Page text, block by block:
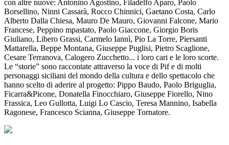
con altre nuove: Antonino Agostino, Filadelfo Aparo, Paolo
Borsellino, Ninni Cassarà, Rocco Chinnici, Gaetano Costa, Carlo
Alberto Dalla Chiesa, Mauro De Mauro, Giovanni Falcone, Mario
Francese, Peppino mpastato, Paolo Giaccone, Giorgio Boris
Giuliano, Libero Grassi, Carmelo Iannì, Pio La Torre, Piersanti
Mattarella, Beppe Montana, Giuseppe Puglisi, Pietro Scaglione,
Cesare Terranova, Calogero Zucchetto... i loro cari e le loro scorte.
Le “storie” sono raccontate attraverso la voce di Pif e di molti
personaggi siciliani del mondo della cultura e dello spettacolo che
hanno scelto di aderire al progetto: Pippo Baudo, Paolo Briguglia,
Ficarra&Picone, Donatella Finocchiaro, Giuseppe Fiorello, Nino
Frassica, Leo Gullotta, Luigi Lo Cascio, Teresa Mannino, Isabella
Ragonese, Francesco Scianna, Giuseppe Tornatore.